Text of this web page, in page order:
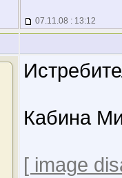
07.11.08 : 13:12
Кабина
[ image